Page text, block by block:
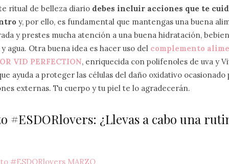
ritual de belleza diario debes incluir acciones que te
y, por ello, es fundamental que mantengas una buena
y prestes mucha atención a una buena hidratación,
agua. Otra buena idea es hacer uso del complemento
VID PERFECTION, enriquecida con polifenoles de uva y
ayuda a proteger las células del daño oxidativo ocasionado
externas. Tu cuerpo y tu piel te lo agradecerán.
#ESDORlovers: ¿Llevas a cabo una
#ESDORlovers MARZO